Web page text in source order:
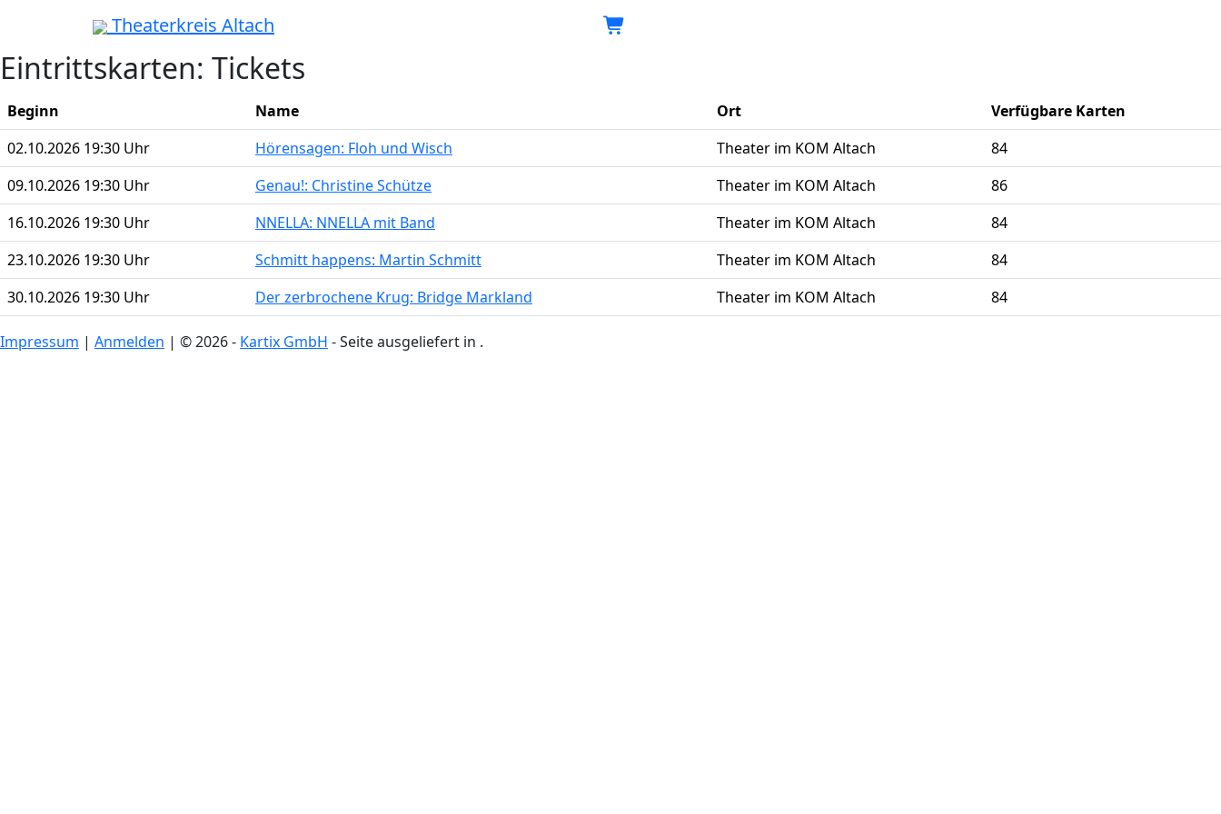
Theaterkreis Altach
Eintrittskarten: Tickets
Beginn Name Ort
Verfügbare Karten
02.10.2026 19:30 Uhr
Hörensagen: Floh und Wisch Theater im KOM Altach
84
09.10.2026 19:30 Uhr
Genau!: Christine Schütze Theater im KOM Altach
86
16.10.2026 19:30 Uhr
NNELLA: NNELLA mit Band Theater im KOM Altach
84
23.10.2026 19:30 Uhr
Schmitt happens: Martin Schmitt Theater im KOM Altach
84
30.10.2026 19:30 Uhr
Der zerbrochene Krug: Bridge Markland Theater im KOM Altach 84
Impressum | Anmelden | © 2026 - Kartix GmbH - Seite ausgeliefert in .